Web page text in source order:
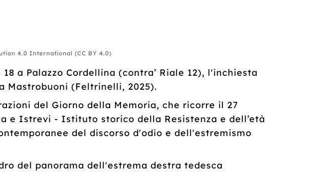
4.0 International (CC BY 4.0)
a Palazzo Cordellina (contra’ Riale 12), l'inchiesta
Mastrobuoni (Feltrinelli, 2025).
del Giorno della Memoria, che ricorre il 27
e Istrevi - Istituto storico della Resistenza e dell’età
del discorso d'odio e dell'estremismo
del panorama dell'estrema destra tedesca